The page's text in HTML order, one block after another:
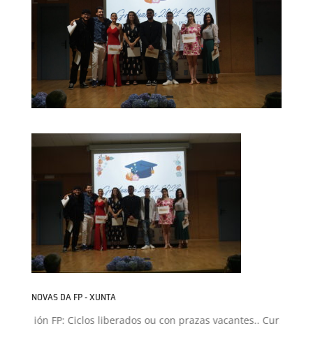
NOVAS DA FP - XUNTA
FP: Ciclos liberados ou con prazas vacantes.. Curso 2026-